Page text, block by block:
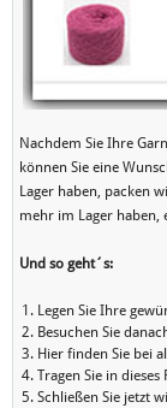
Nachdem Sie Ihre
können Sie eine
Lager haben, packen
mehr im Lager haben,
Und so geht´s:
Legen Sie Ihre
Besuchen Sie
Hier finden Sie bei
Tragen Sie in
Schließen Sie jetzt